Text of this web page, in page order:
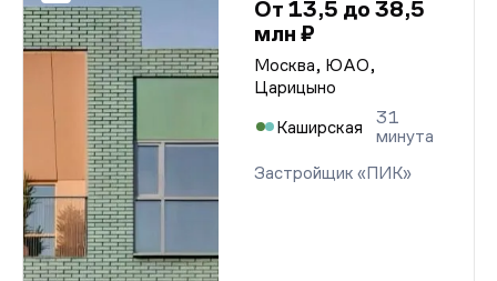
От 13,5 до 38,5
млн ₽
Москва, ЮАО,
Царицыно
Каширская
31
минута
Застройщик «ПИК»